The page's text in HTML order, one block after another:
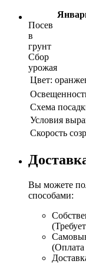
Посев
в
грунт
Сбор
урожая
Цвет:
Схема
Условия
Скорость
Вы можете
способами:
(Оплата